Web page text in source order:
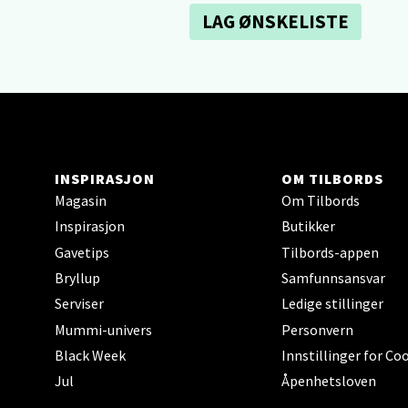
LAG ØNSKELISTE
INSPIRASJON
Magasin
Inspirasjon
Gavetips
Bryllup
Serviser
Mummi-univers
Black Week
Jul
OM TILBORDS
Om Tilbords
Butikker
Tilbords-appen
Samfunnsansvar
Ledige stillinger
Personvern
Innstillinger for
Åpenhetsloven
Folke